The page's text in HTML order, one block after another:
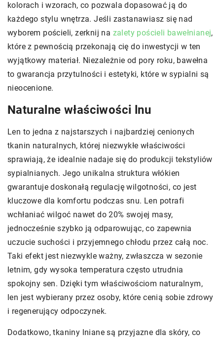
kolorach i wzorach, co pozwala dopasować ją do
każdego stylu wnętrza. Jeśli zastanawiasz się nad
wyborem pościeli, zerknij na zalety pościeli bawełnianej,
które z pewnością przekonają cię do inwestycji w ten
wyjątkowy materiał. Niezależnie od pory roku, bawełna
to gwarancja przytulności i estetyki, które w sypialni są
nieocenione.
Naturalne właściwości lnu
Len to jedna z najstarszych i najbardziej cenionych
tkanin naturalnych, której niezwykłe właściwości
sprawiają, że idealnie nadaje się do produkcji tekstyliów
sypialnianych. Jego unikalna struktura włókien
gwarantuje doskonałą regulację wilgotności, co jest
kluczowe dla komfortu podczas snu. Len potrafi
wchłaniać wilgoć nawet do 20% swojej masy,
jednocześnie szybko ją odparowując, co zapewnia
uczucie suchości i przyjemnego chłodu przez całą noc.
Taki efekt jest niezwykle ważny, zwłaszcza w sezonie
letnim, gdy wysoka temperatura często utrudnia
spokojny sen. Dzięki tym właściwościom naturalnym,
len jest wybierany przez osoby, które cenią sobie zdrowy
i regenerujący odpoczynek.
Dodatkowo, tkaniny lniane są przyjazne dla skóry, co